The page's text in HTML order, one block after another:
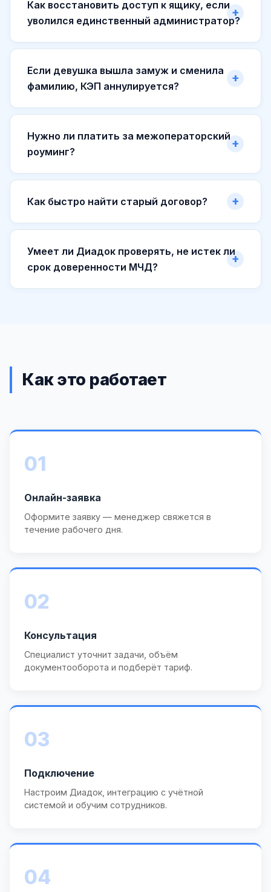
Как восстановить доступ к ящику, если
уволился единственный администратор?
Если девушка вышла замуж и сменила
фамилию, КЭП аннулируется?
Нужно ли платить за межоператорский
роуминг?
Как быстро найти старый договор?
Умеет ли Диадок проверять, не истек ли
срок доверенности МЧД?
Как это работает
01
Онлайн-заявка
Оформите заявку — менеджер свяжется в
течение рабочего дня.
02
Консультация
Специалист уточнит задачи, объём
документооборота и подберёт тариф.
03
Подключение
Настроим Диадок, интеграцию с учётной
системой и обучим сотрудников.
04